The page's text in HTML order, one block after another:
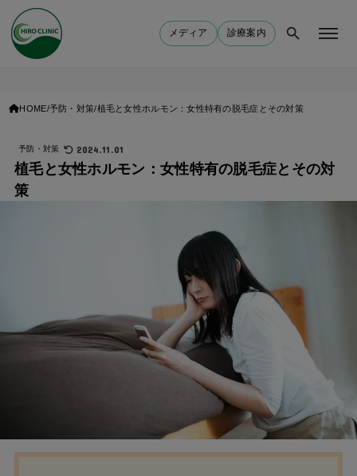
メディア 診療案内
HOME 予防・対策 植毛と女性ホルモン：女性特有の脱毛症とその対策
予防・対策 2024.11.01
植毛と女性ホルモン：女性特有の脱毛症とその対
策